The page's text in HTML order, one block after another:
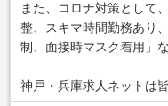
また、コロナ対策として
整、スキマ時間勤務あり
制、面接時マスク着用」
神戸・兵庫求人ネットは